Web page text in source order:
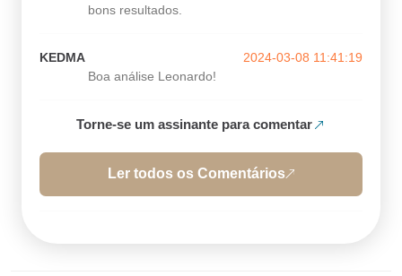
bons resultados.
KEDMA
2024-03-08 11:41:19
Boa análise Leonardo!
Torne-se um assinante para comentar
Ler todos os Comentários